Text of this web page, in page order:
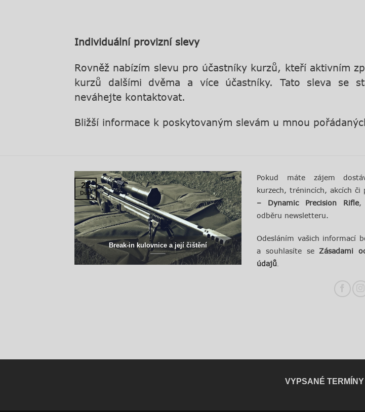
Individuální provizní slevy
Rovněž nabízím slevu pro účastníky kurzů, kteří aktivním
kurzů dalšími dvěma a více účastníky. Tato sleva se
neváhejte kontaktovat.
Bližší informace k poskytovaným slevám u mnou
Break-in kulovnice a její čištění
23
Dub
Pokud máte zájem
kurzech, trénincích, akcích či
– Dynamic Precision Rifle,
odběru newsletteru.
Odesláním vašich informací
a souhlasíte seZásadami
údajů.
VYPSANÉ